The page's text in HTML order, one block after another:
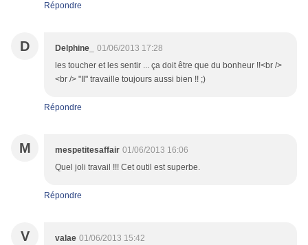
Répondre
D Delphine_
01/06/2013 17:28
les toucher et les sentir ... ça doit être que du bonheur !!<br />
<br /> "Il" travaille toujours aussi bien !! ;)
Répondre
M mespetitesaffair 01/06/2013 16:06
Quel joli travail !!! Cet outil est superbe.
Répondre
V valae 01/06/2013 15:42